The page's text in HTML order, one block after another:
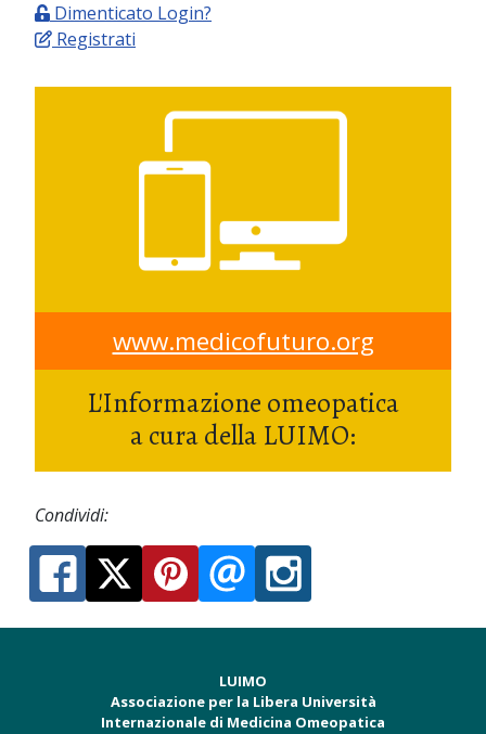
Dimenticato Login?
Registrati
www.medicofuturo.org
L'Informazione omeopatica
a cura della LUIMO:
Condividi:
LUIMO
Associazione per la Libera Università
Internazionale di Medicina Omeopatica